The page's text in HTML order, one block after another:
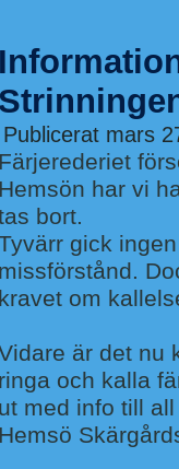
Publicerat mars
Färjerederiet
Hemsön har vi
bort.
gick
missförstånd.
kravet om
är det nu
ringa och kalla
ut med info till
Hemsö